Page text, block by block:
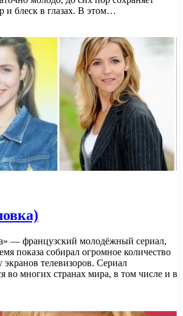
и блеск в глазах. В этом…
— французский молодёжный сериал,
показа собирал огромное количество
экранов телевизоров. Сериал
во многих странах мира, в том числе и в